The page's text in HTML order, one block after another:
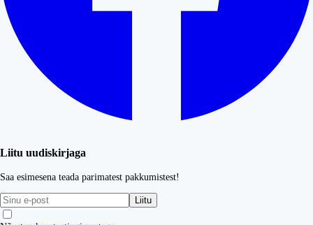
Liitu uudiskirjaga
Saa esimesena teada parimatest pakkumistest!
Liitu